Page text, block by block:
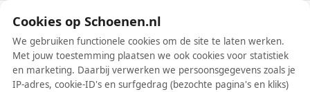
Schoenen.nl
Cookies op Schoenen.nl
We gebruiken functionele cookies om de site te laten werken.
Met jouw toestemming plaatsen we ook cookies voor statistiek
en marketing. Daarbij verwerken we persoonsgegevens zoals je
IP-adres, cookie-ID's en surfgedrag (bezochte pagina's en kliks)